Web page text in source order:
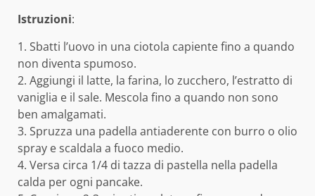
Istruzioni:
1. Sbatti l’uovo in una ciotola capiente fino a quando
non diventa spumoso.
2. Aggiungi il latte, la farina, lo zucchero, l’estratto di
vaniglia e il sale. Mescola fino a quando non sono
ben amalgamati.
3. Spruzza una padella antiaderente con burro o olio
spray e scaldala a fuoco medio.
4. Versa circa 1/4 di tazza di pastella nella padella
calda per ogni pancake.